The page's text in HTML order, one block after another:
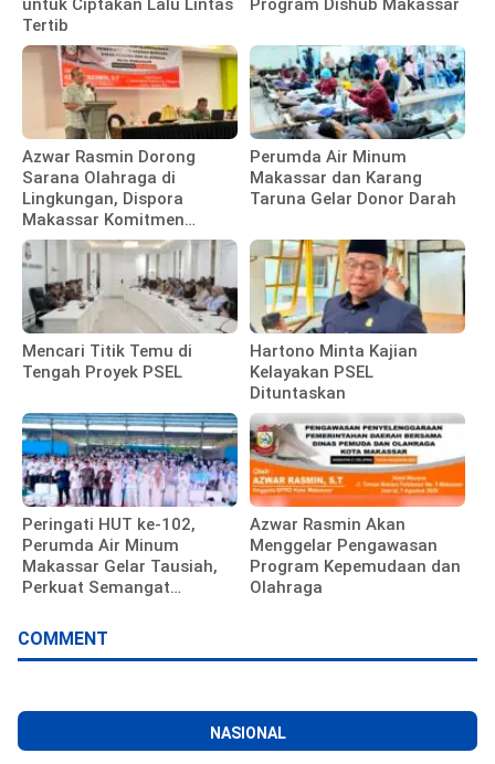
untuk Ciptakan Lalu Lintas
Tertib
Program Dishub Makassar
Azwar Rasmin Dorong
Sarana Olahraga di
Lingkungan, Dispora
Makassar Komitmen
Bangun Fasilitas
Perumda Air Minum
Makassar dan Karang
Taruna Gelar Donor Darah
Mencari Titik Temu di
Tengah Proyek PSEL
Hartono Minta Kajian
Kelayakan PSEL
Dituntaskan
Peringati HUT ke-102,
Perumda Air Minum
Makassar Gelar Tausiah,
Perkuat Semangat
Azwar Rasmin Akan
Menggelar Pengawasan
Program Kepemudaan dan
Olahraga
COMMENT
NASIONAL